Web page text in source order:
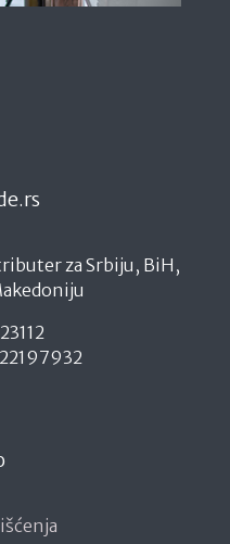
za Srbiju, BiH,